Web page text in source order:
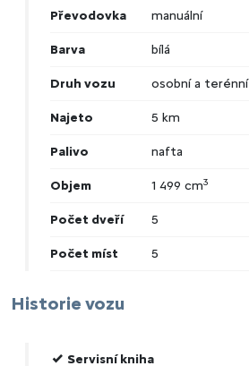
Převodovka manuální
Barva bílá
Druh vozu osobní a terénní
Najeto 5 km
Palivo nafta
Objem 1 499 cm3
Počet dveří 5
Počet míst 5
Historie vozu
Servisní kniha